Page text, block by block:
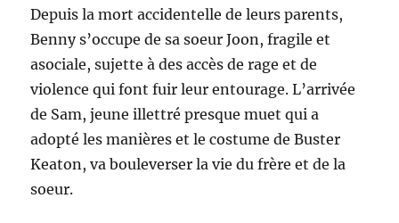
Depuis la mort accidentelle de leurs parents,
Benny s’occupe de sa soeur Joon, fragile et
asociale, sujette à des accès de rage et de
violence qui font fuir leur entourage. L’arrivée
de Sam, jeune illettré presque muet qui a
adopté les manières et le costume de Buster
Keaton, va bouleverser la vie du frère et de la
soeur.